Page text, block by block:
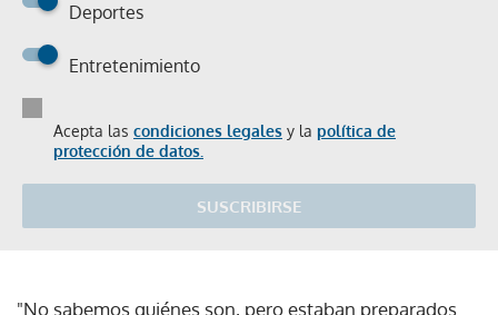
Deportes
Entretenimiento
Acepta las condiciones legales y la política de
protección de datos.
SUSCRIBIRSE
"No sabemos quiénes son, pero estaban preparados